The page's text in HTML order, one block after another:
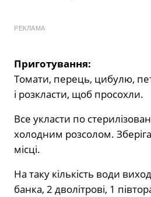
РЕКЛАМА
Приготування:
Томати, перець, цибулю,
і розкласти, щоб просохли.
Все укласти по
холодним розсолом.
місці.
На таку кількість води
банка, 2 дволітрові, 1